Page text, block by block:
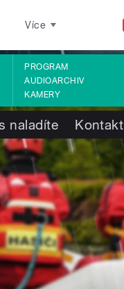
Více
PROGRAM
AUDIOARCHIV
KAMERY
naladíte Kontakt